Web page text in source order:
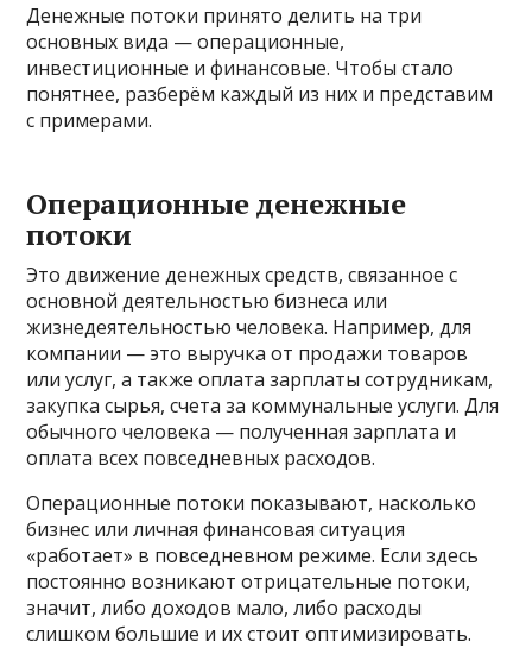
Денежные потоки принято делить на три
основных вида — операционные,
инвестиционные и финансовые. Чтобы стало
понятнее, разберём каждый из них и представим
с примерами.
Операционные денежные
потоки
Это движение денежных средств, связанное с
основной деятельностью бизнеса или
жизнедеятельностью человека. Например, для
компании — это выручка от продажи товаров
или услуг, а также оплата зарплаты сотрудникам,
закупка сырья, счета за коммунальные услуги. Для
обычного человека — полученная зарплата и
оплата всех повседневных расходов.
Операционные потоки показывают, насколько
бизнес или личная финансовая ситуация
«работает» в повседневном режиме. Если здесь
постоянно возникают отрицательные потоки,
значит, либо доходов мало, либо расходы
слишком большие и их стоит оптимизировать.